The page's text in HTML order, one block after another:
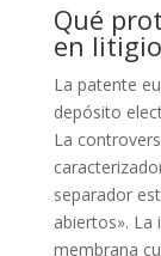
Qué
en litigio
La patente
depósito
La
separador
abiertos». La
membrana